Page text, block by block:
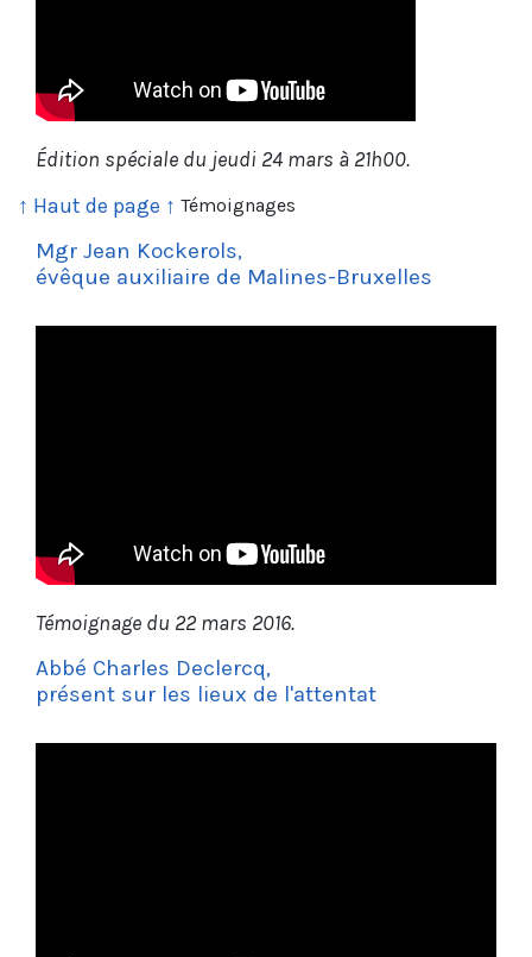
Édition spéciale du jeudi 24 mars à 21h00.
↑ Haut de page ↑ Témoignages
Mgr Jean Kockerols,
évêque auxiliaire de Malines-Bruxelles
Témoignage du 22 mars 2016.
Abbé Charles Declercq,
présent sur les lieux de l'attentat